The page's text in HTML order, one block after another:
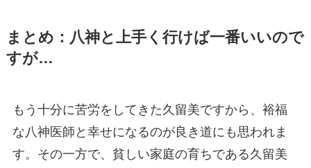
まとめ：八神と上手く行けば一番いいので
すが…
もう十分に苦労をしてきた久留美ですから、裕福
な八神医師と幸せになるのが良き道にも思われま
す。その一方で、貧しい家庭の育ちである久留美